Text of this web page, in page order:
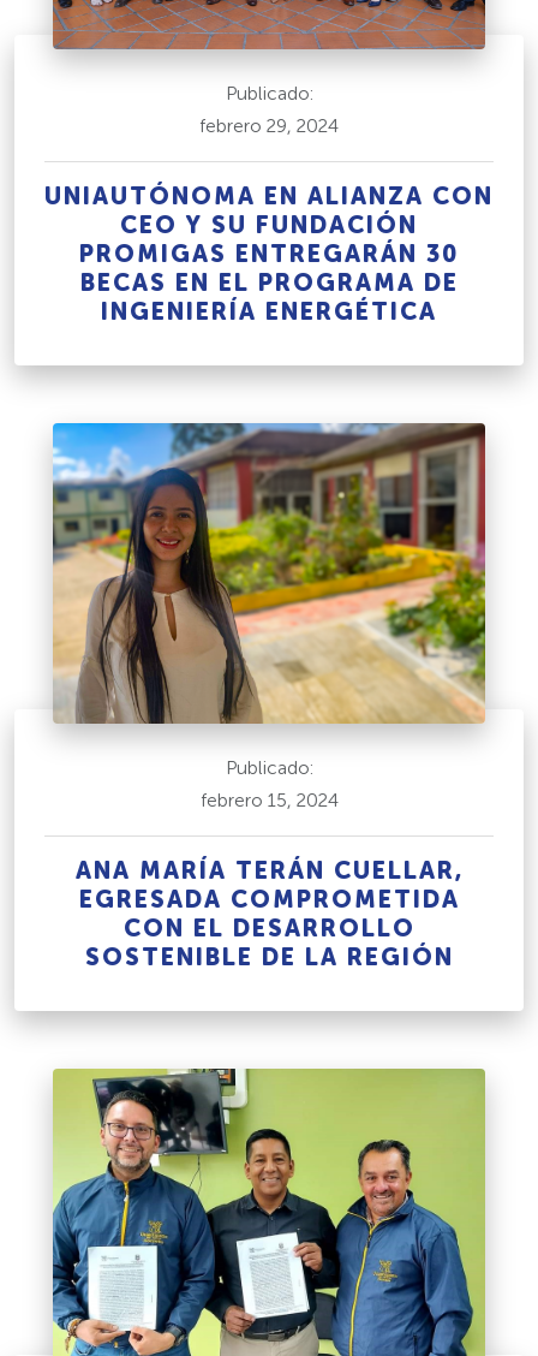
Publicado:
febrero 29, 2024
UNIAUTÓNOMA EN ALIANZA CON
CEO Y SU FUNDACIÓN
PROMIGAS ENTREGARÁN 30
BECAS EN EL PROGRAMA DE
INGENIERÍA ENERGÉTICA
Publicado:
febrero 15, 2024
ANA MARÍA TERÁN CUELLAR,
EGRESADA COMPROMETIDA
CON EL DESARROLLO
SOSTENIBLE DE LA REGIÓN